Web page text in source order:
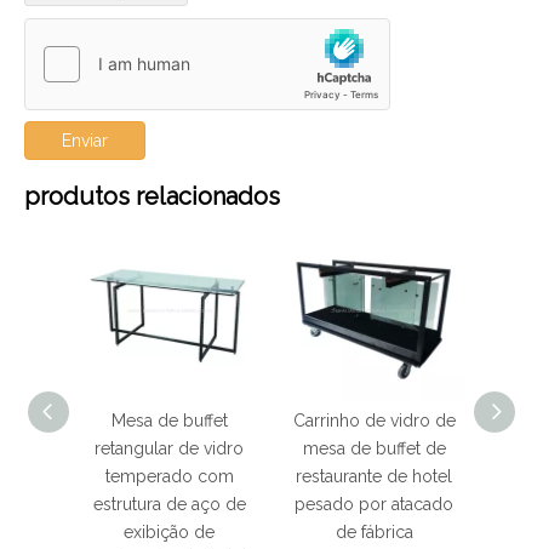
Enviar
produtos relacionados
Mesa de buffet
retangular de vidro
temperado com
estrutura de aço de
exibição de
Carrinho de vidro de
mesa de buffet de
restaurante de hotel
pesado por atacado
de fábrica